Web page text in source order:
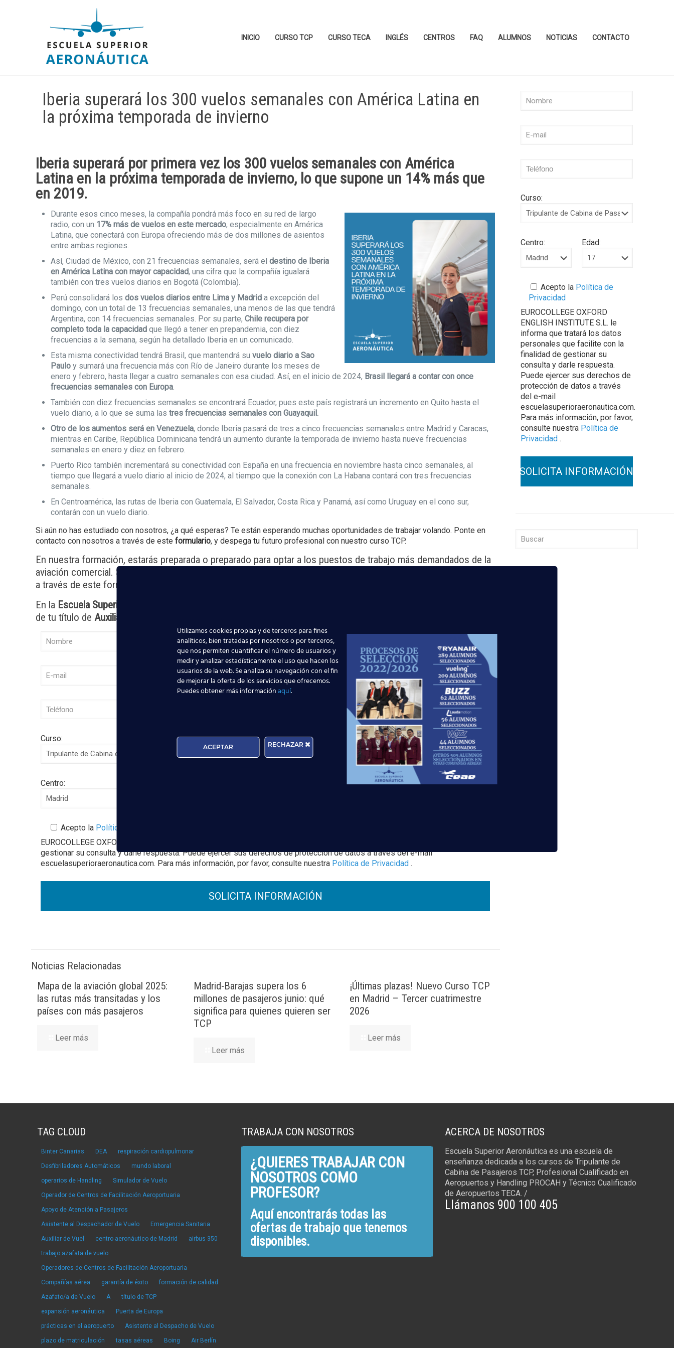
INICIO CURSO TCP CURSO TECA INGLÉS CENTROS FAQ ALUMNOS NOTICIAS CONTACTO
Iberia superará los 300 vuelos semanales con América Latina en
la próxima temporada de invierno
Iberia superará por primera vez los 300 vuelos semanales con América
Latina en la próxima temporada de invierno, lo que supone un 14% más que
en 2019.
Durante esos cinco meses, la compañía pondrá más foco en su red de largo
radio, con un 17% más de vuelos en este mercado, especialmente en América
Latina, que conectará con Europa ofreciendo más de dos millones de asientos
entre ambas regiones.
Así, Ciudad de México, con 21 frecuencias semanales, será eldestino de Iberia
en América Latina con mayor capacidad, una cifra que la compañía igualará
también con tres vuelos diarios en Bogotá (Colombia).
Perú consolidará losdos vuelos diarios entre Lima y Madrid a excepción del
domingo, con un total de 13 frecuencias semanales, una menos de las que tendrá
Argentina, con 14 frecuencias semanales. Por su parte,Chile recupera por
completo toda la capacidad que llegó a tener en prepandemia, con diez
frecuencias a la semana, según ha detallado Iberia en un comunicado.
Esta misma conectividad tendrá Brasil, que mantendrá suvuelo diario a Sao
Paulo y sumará una frecuencia más con Río de Janeiro durante los meses de
enero y febrero, hasta llegar a cuatro semanales con esa ciudad. Así, en el inicio de 2024, Brasil llegará a contar con once
frecuencias semanales con Europa.
También con diez frecuencias semanales se encontrará Ecuador, pues este país registrará un incremento en Quito hasta el
vuelo diario, a lo que se suma las tres frecuencias semanales con Guayaquil.
Otro de los aumentos será en Venezuela, donde Iberia pasará de tres a cinco frecuencias semanales entre Madrid y Caracas,
mientras en Caribe, República Dominicana tendrá un aumento durante la temporada de invierno hasta nueve frecuencias
semanales en enero y diez en febrero.
Puerto Rico también incrementará su conectividad con España en una frecuencia en noviembre hasta cinco semanales, al
tiempo que llegará a vuelo diario al inicio de 2024, al tiempo que la conexión con La Habana contará con tres frecuencias
semanales.
En Centroamérica, las rutas de Iberia con Guatemala, El Salvador, Costa Rica y Panamá, así como Uruguay en el cono sur,
contarán con un vuelo diario.
Si aún no has estudiado con nosotros, ¿a qué esperas? Te están esperando muchas oportunidades de trabajar volando. Ponte en
contacto con nosotros a través de esteformulario, y despega tu futuro profesional con nuestro curso TCP.
En nuestra formación, estarás preparada o preparado para optar a los puestos de trabajo más demandados de la
aviación comercial. Si quieres saber más, acércate a cualquiera de nuestros centros o pregúntanos directamente
a través de este formulario. En breve, uno de los asesores de tu provincia se pondrá en contacto contigo:
En la Escuela Superior Aeronáutica
de tu título de Auxiliar de Vuelo
Curso:
Centro:
Acepto la Política de Privacidad
EUROCOLLEGE OXFORD ENGLISH INSTITUTE S.L. le informa que tratará los datos personales que facilite con la finalidad de
gestionar su consulta y darle respuesta. Puede ejercer sus derechos de protección de datos a través del e-mail
escuelasuperioraeronautica.com. Para más información, por favor, consulte nuestra Política de Privacidad.
Noticias Relacionadas
Mapa de la aviación global 2025:
las rutas más transitadas y los
países con más pasajeros
Leer más
Madrid-Barajas supera los 6
millones de pasajeros junio: qué
significa para quienes quieren ser
TCP
Leer más
¡Últimas plazas! Nuevo Curso TCP
en Madrid – Tercer cuatrimestre
2026
Leer más
Curso:
Centro: Edad:
Acepto laPolítica de
Privacidad
EUROCOLLEGE OXFORD
ENGLISH INSTITUTE S.L. le
informa que tratará los datos
personales que facilite con la
finalidad de gestionar su
consulta y darle respuesta.
Puede ejercer sus derechos de
protección de datos a través
del e-mail
escuelasuperioraeronautica.com.
Para más información, por favor,
consulte nuestra Política de
Privacidad .
TAG CLOUD
Binter Canarias DEA respiración cardiopulmonar
Desfibriladores Automáticos mundo laboral
operarios de Handling Simulador de Vuelo
Operador de Centros de Facilitación Aeroportuaria
Apoyo de Atención a Pasajeros
Asistente al Despachador de Vuelo Emergencia Sanitaria
Auxiliar de Vuel centro aeronáutico de Madrid airbus 350
trabajo azafata de vuelo
Operadores de Centros de Facilitación Aeroportuaria
Compañías aérea garantía de éxito formación de calidad
Azafato/a de Vuelo A título de TCP
expansión aeronáutica Puerta de Europa
prácticas en el aeropuerto Asistente al Despacho de Vuelo
plazo de matriculación tasas aéreas Boing Air Berlín
TRABAJA CON NOSOTROS
¿QUIERES TRABAJAR CON
NOSOTROS COMO
PROFESOR?
Aquí encontrarás todas las
ofertas de trabajo que tenemos
disponibles.
ACERCA DE NOSOTROS
Escuela Superior Aeronáutica es una escuela de
enseñanza dedicada a los cursos de Tripulante de
Cabina de Pasajeros TCP, Profesional Cualificado en
Aeropuertos y Handling PROCAH y Técnico Cualificado
de Aeropuertos TECA. /
Llámanos 900 100 405
Utilizamos cookies propias y de terceros para fines
analíticos, bien tratadas por nosotros o por terceros,
que nos permiten cuantificar el número de usuarios y
medir y analizar estadísticamente el uso que hacen los
usuarios de la web. Se analiza su navegación con el fin
de mejorar la oferta de los servicios que ofrecemos.
Puedes obtener más informaciónaquí.
ACEPTAR RECHAZAR